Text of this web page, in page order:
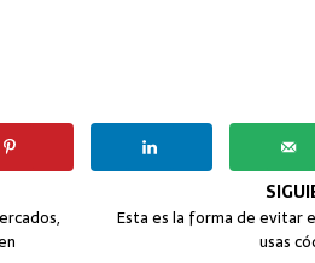
Esta es la forma de evitar
usas